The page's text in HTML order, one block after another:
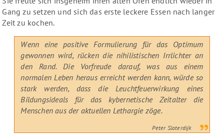
Gang zu setzen und sich das erste leckere Essen nach langer
Zeit zu kochen.
Wenn eine positive Formulierung für das Optimum
gewonnen wird, rücken die nihilistischen Irrlichter an
den Rand. Die Vorfreude darauf, was aus einem
normalen Leben heraus erreicht werden kann, würde so
stark werden, dass die Leuchtfeuerwirkung eines
Bildungsideals für das kybernetische Zeitalter die
Menschen aus der aktuellen Lethargie zöge.
Peter Sloterdijk